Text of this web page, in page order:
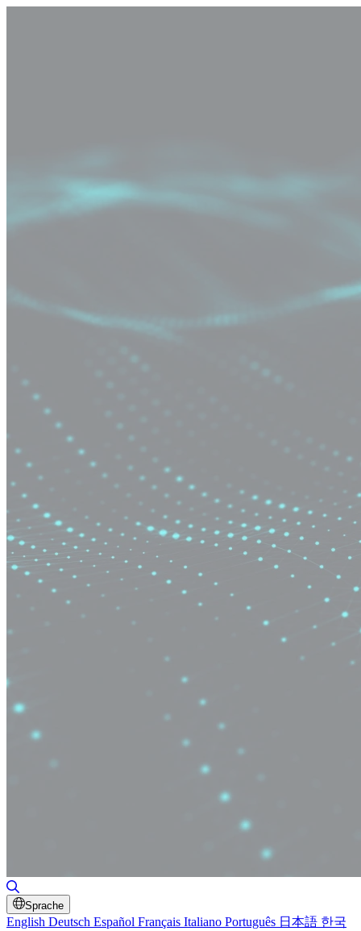
Sprache
English Deutsch Español Français Italiano Português 日本語 한국